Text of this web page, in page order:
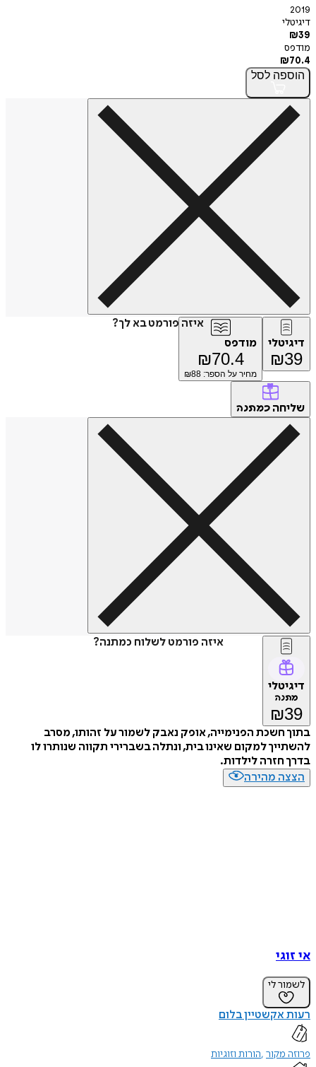
2019
דיגיטלי
₪39
מודפס
₪70.4
הוספה לסל
איזה פורמט בא לך?
דיגיטלי
₪39
מודפס
₪70.4
מחיר על הספר: ₪ 88
שליחה כמתנה
איזה פורמט לשלוח כמתנה?
דיגיטלי
מתנה
₪39
בתוך חשכת הפנימייה, אופק נאבק לשמור על זהותו, מסרב
להשתייך למקום שאינו בית, ונתלה בשברירי תקווה שנותרו לו
בדרך חזרה לילדות.
הצצה מהירה
אי זוגי
לשמור לי
רעות אקשטיין בלום
פרוזה מקור הורות וזוגיות